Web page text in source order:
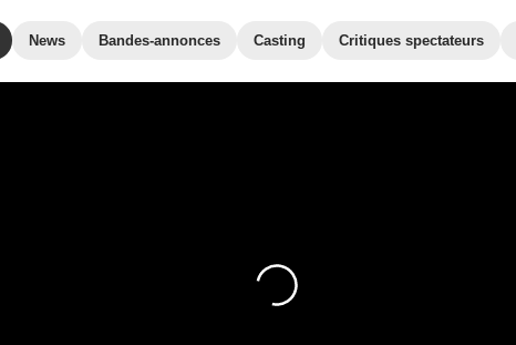
News Bandes-annonces Casting Critiques spectateurs